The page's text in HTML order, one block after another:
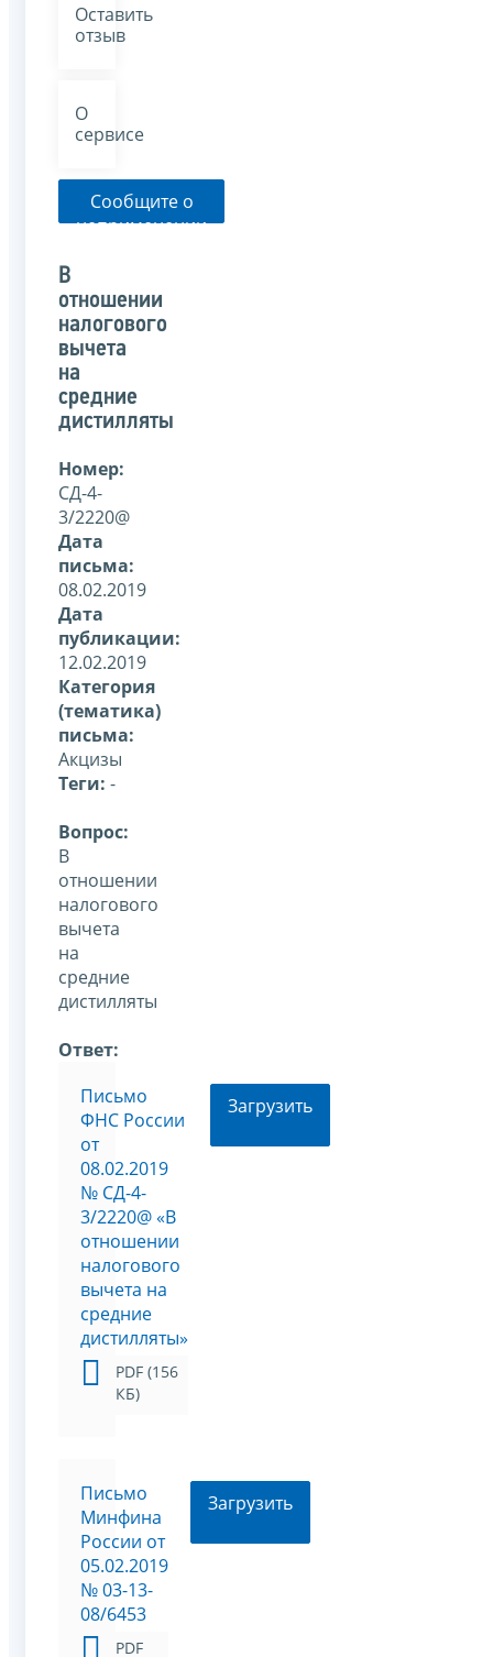
Оставить
отзыв
О
сервисе
Сообщите о
неприменении
указанного
письма
В
отношении
налогового
вычета
на
средние
дистилляты
Номер:
СД-4-
3/2220@
Дата
письма:
08.02.2019
Дата
публикации:
12.02.2019
Категория
(тематика)
письма:
Акцизы
Теги: -
Вопрос:
В
отношении
налогового
вычета
на
средние
дистилляты
Ответ:
Письмо
ФНС России
от
08.02.2019
№ СД-4-
3/2220@ «В
отношении
налогового
вычета на
средние
дистилляты»
PDF (156
КБ)
Загрузить
Письмо
Минфина
России от
05.02.2019
№ 03-13-
08/6453
PDF
Загрузить